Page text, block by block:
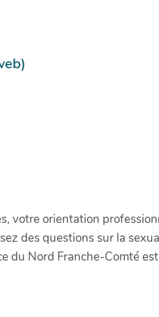
votre orientation
des questions sur la
du Nord Franche-Comté